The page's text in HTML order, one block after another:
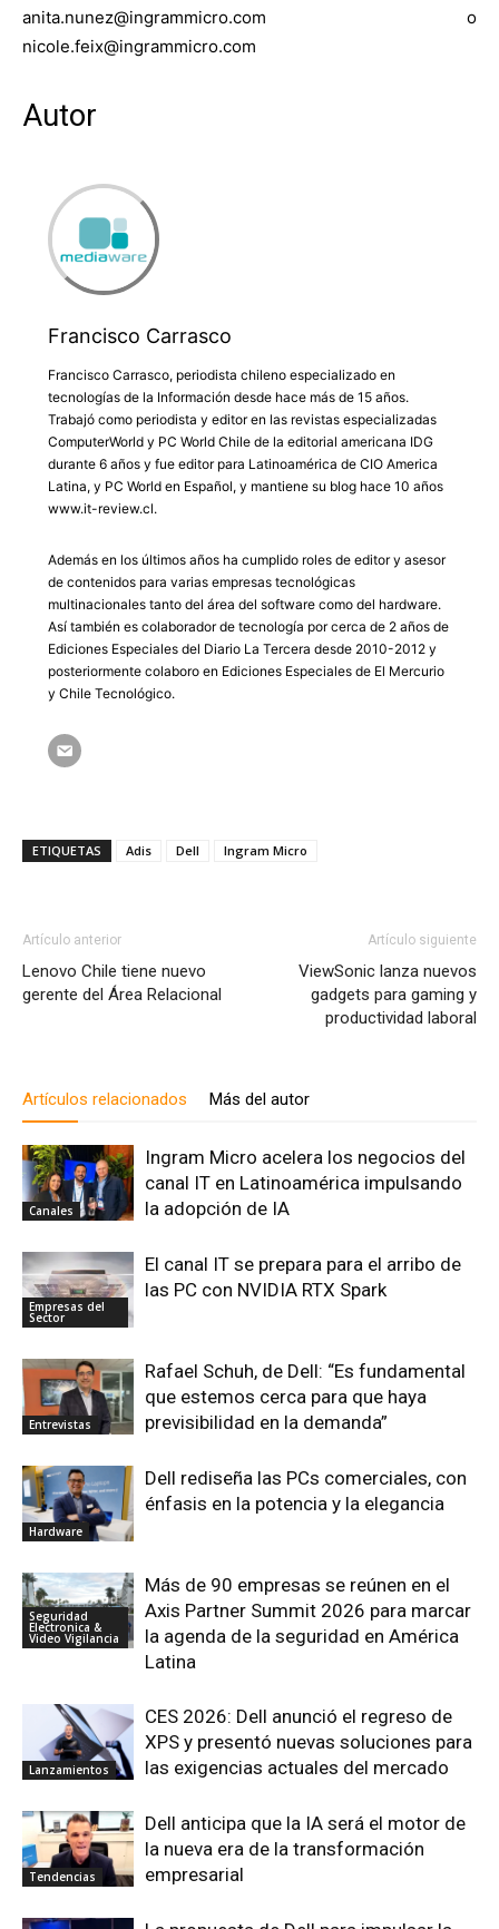
anita.nunez@ingrammicro.com o
nicole.feix@ingrammicro.com
Autor
Francisco Carrasco
Francisco Carrasco, periodista chileno especializado en
tecnologías de la Información desde hace más de 15 años.
Trabajó como periodista y editor en las revistas especializadas
ComputerWorld y PC World Chile de la editorial americana IDG
durante 6 años y fue editor para Latinoamérica de CIO America
Latina, y PC World en Español, y mantiene su blog hace 10 años
www.it-review.cl.
Además en los últimos años ha cumplido roles de editor y asesor
de contenidos para varias empresas tecnológicas
multinacionales tanto del área del software como del hardware.
Así también es colaborador de tecnología por cerca de 2 años de
Ediciones Especiales del Diario La Tercera desde 2010-2012 y
posteriormente colaboro en Ediciones Especiales de El Mercurio
y Chile Tecnológico.
ETIQUETAS Adis Dell Ingram Micro
Artículo anterior
Lenovo Chile tiene nuevo
gerente del Área Relacional
Artículo siguiente
ViewSonic lanza nuevos
gadgets para gaming y
productividad laboral
Artículos relacionados Más del autor
Canales
Ingram Micro acelera los negocios del
canal IT en Latinoamérica impulsando
la adopción de IA
Empresas del
Sector
El canal IT se prepara para el arribo de
las PC con NVIDIA RTX Spark
Entrevistas
Rafael Schuh, de Dell: “Es fundamental
que estemos cerca para que haya
previsibilidad en la demanda”
Hardware
Dell rediseña las PCs comerciales, con
énfasis en la potencia y la elegancia
Seguridad
Electronica &
Video Vigilancia
Más de 90 empresas se reúnen en el
Axis Partner Summit 2026 para marcar
la agenda de la seguridad en América
Latina
Lanzamientos
CES 2026: Dell anunció el regreso de
XPS y presentó nuevas soluciones para
las exigencias actuales del mercado
Tendencias
Dell anticipa que la IA será el motor de
la nueva era de la transformación
empresarial